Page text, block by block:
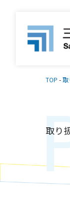
TOP -取
取り